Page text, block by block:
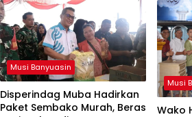
Musi Banyuasin
Disperindag Muba Hadirkan
Paket Sembako Murah, Beras
Musi
Wako